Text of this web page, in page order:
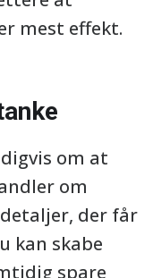
mest effekt.
om at
om
der får
kan skabe
spare